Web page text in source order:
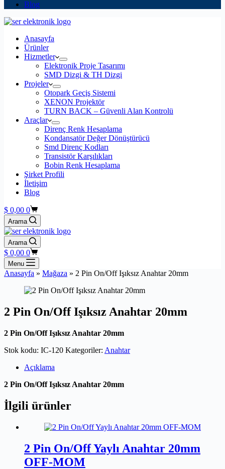
Blog
Anasayfa
Ürünler
Hizmetler
Elektronik Proje Tasarımı
SMD Dizgi & TH Dizgi
Projeler
Otopark Geçiş Sistemi
XENON Projektör
TURN BACK – Güvenli Alan Kontrolü
Araçlar
Direnç Renk Hesaplama
Kondansatör Değer Dönüştürücü
Smd Direnç Kodları
Transistör Karşılıkları
Bobin Renk Hesaplama
Şirket Profili
İletişim
Blog
Shopping
cart
$ 0,00 0
Arama
Arama
Shopping
cart
$ 0,00 0
Menu
Anasayfa » Mağaza » 2 Pin On/Off Işıksız Anahtar 20mm
2 Pin On/Off Işıksız Anahtar 20mm
2 Pin On/Off Işıksız Anahtar 20mm
Stok kodu: IC-120 Kategoriler: Anahtar
Açıklama
2 Pin On/Off Işıksız Anahtar 20mm
İlgili ürünler
2 Pin On/Off Yaylı Anahtar 20mm
OFF-MOM